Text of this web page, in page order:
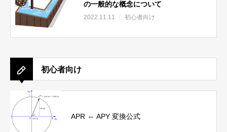
の一般的な概念について
2022.11.11 初心者向け
初心者向け
APR ⇔ APY 変換公式